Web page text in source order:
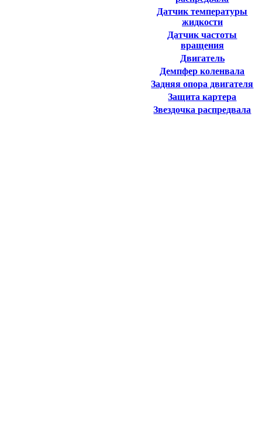
Датчик температуры
жидкости
Датчик частоты
вращения
Двигатель
Демпфер коленвала
Задняя опора двигателя
Защита картера
Звездочка распредвала